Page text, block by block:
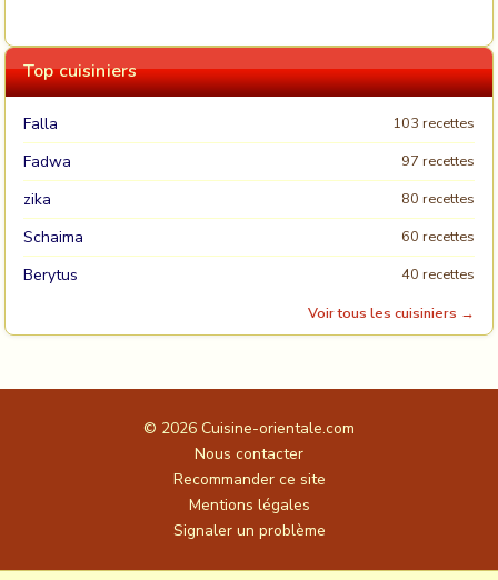
Top cuisiniers
Falla 103 recettes
Fadwa 97 recettes
zika 80 recettes
Schaima 60 recettes
Berytus
40 recettes
Voir tous les cuisiniers →
© 2026 Cuisine-orientale.com
Nous contacter
Recommander ce site
Mentions légales
Signaler un problème